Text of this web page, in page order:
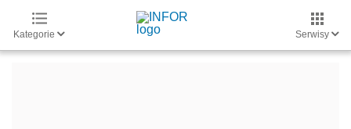
Kategorie Serwisy